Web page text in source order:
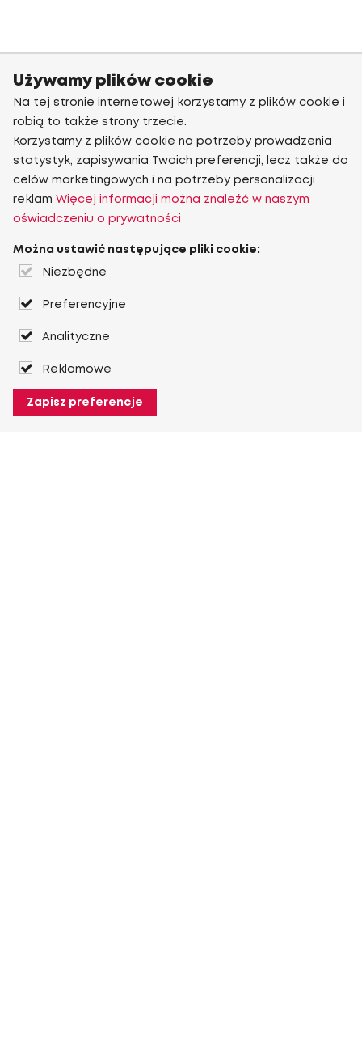
Używamy plików cookie
Na tej stronie internetowej korzystamy z plików cookie i
robią to także strony trzecie.
Korzystamy z plików cookie na potrzeby prowadzenia
statystyk, zapisywania Twoich preferencji, lecz także do
celów marketingowych i na potrzeby personalizacji
reklam Więcej informacji można znaleźć w naszym
oświadczeniu o prywatności
Można ustawić następujące pliki cookie:
Niezbędne
Preferencyjne
Analityczne
Reklamowe
Zapisz preferencje